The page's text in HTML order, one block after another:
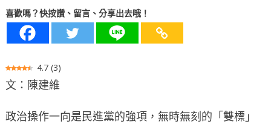
喜歡嗎？快按讚、留言、分享出去哦！
4.7 (3)
文：陳建維
政治操作一向是民進黨的強項，無時無刻的「雙標」